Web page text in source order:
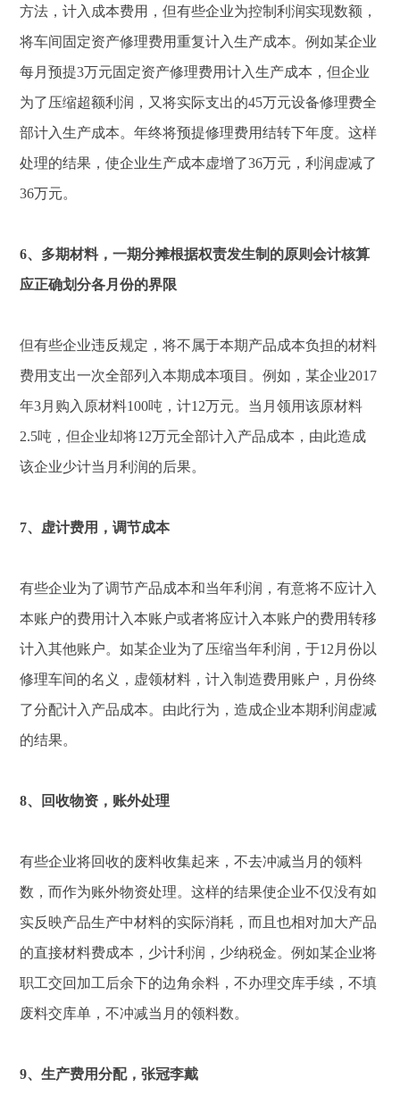
方法，计入成本费用，但有些企业为控制利润实现数额，
将车间固定资产修理费用重复计入生产成本。例如某企业
每月预提3万元固定资产修理费用计入生产成本，但企业
为了压缩超额利润，又将实际支出的45万元设备修理费全
部计入生产成本。年终将预提修理费用结转下年度。这样
处理的结果，使企业生产成本虚增了36万元，利润虚减了
36万元。
6、多期材料，一期分摊根据权责发生制的原则会计核算
应正确划分各月份的界限
但有些企业违反规定，将不属于本期产品成本负担的材料
费用支出一次全部列入本期成本项目。例如，某企业2017
年3月购入原材料100吨，计12万元。当月领用该原材料
2.5吨，但企业却将12万元全部计入产品成本，由此造成
该企业少计当月利润的后果。
7、虚计费用，调节成本
有些企业为了调节产品成本和当年利润，有意将不应计入
本账户的费用计入本账户或者将应计入本账户的费用转移
计入其他账户。如某企业为了压缩当年利润，于12月份以
修理车间的名义，虚领材料，计入制造费用账户，月份终
了分配计入产品成本。由此行为，造成企业本期利润虚减
的结果。
8、回收物资，账外处理
有些企业将回收的废料收集起来，不去冲减当月的领料
数，而作为账外物资处理。这样的结果使企业不仅没有如
实反映产品生产中材料的实际消耗，而且也相对加大产品
的直接材料费成本，少计利润，少纳税金。例如某企业将
职工交回加工后余下的边角余料，不办理交库手续，不填
废料交库单，不冲减当月的领料数。
9、生产费用分配，张冠李戴